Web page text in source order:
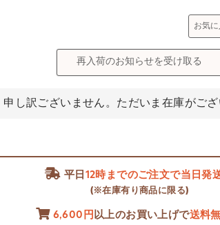
お気
再入荷のお知らせを受け取る
申し訳ございません。ただいま在庫がござ
平日 12時までのご注文で当日発
(※在庫有り商品に限る)
6,600円 以上のお買い上げで送料